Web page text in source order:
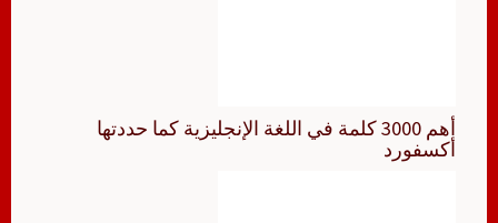
أهم 3000 كلمة في اللغة الإنجليزية كما حددتها
أكسفورد